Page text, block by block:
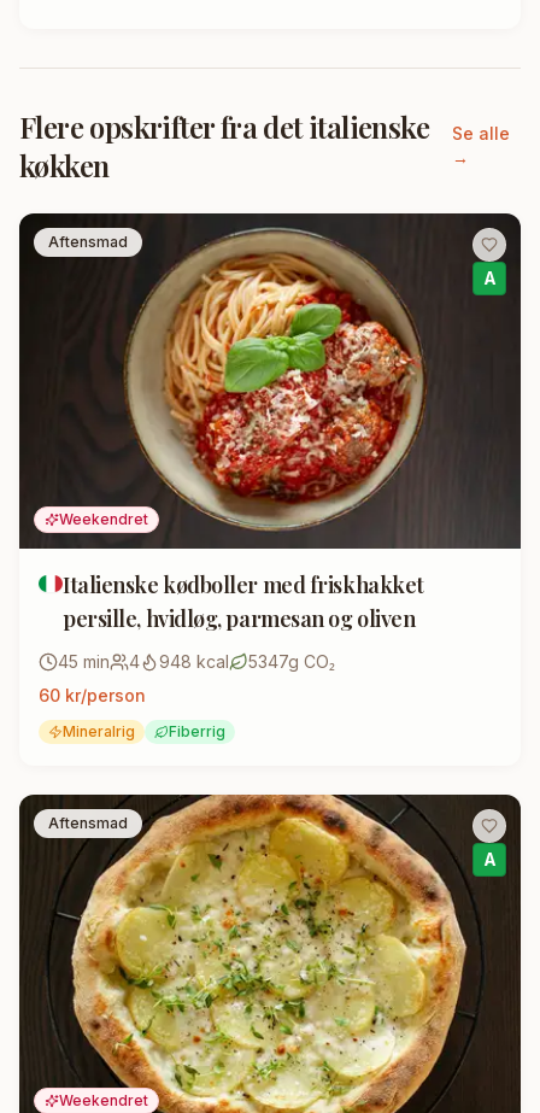
Flere opskrifter fradet italienske
køkken
Se alle
→
Weekendret
Aftensmad
A
Italienske kødboller med friskhakket
persille, hvidløg, parmesan og oliven
45 min 4 948 kcal 5347g CO₂
60 kr/person
Mineralrig Fiberrig
Weekendret
Aftensmad
A